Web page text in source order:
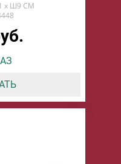
х Ш9 СМ